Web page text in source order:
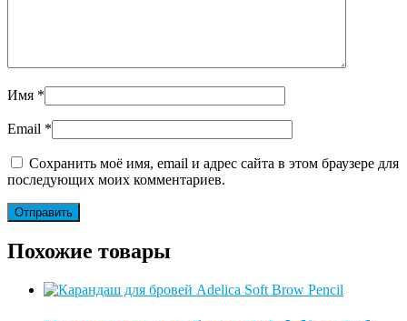
Имя *
Email *
Сохранить моё имя, email и адрес сайта в этом браузере для
последующих моих комментариев.
Похожие товары